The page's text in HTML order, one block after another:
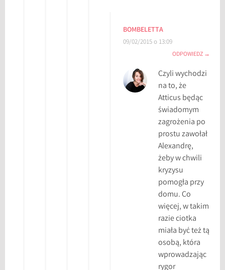
BOMBELETTA
09/02/2015 o 13:09
ODPOWIEDZ
Czyli wychodzi
na to, że
Atticus będąc
świadomym
zagrożenia po
prostu zawołał
Alexandrę,
żeby w chwili
kryzysu
pomogła przy
domu. Co
więcej, w takim
razie ciotka
miała być też tą
osobą, która
wprowadzając
rygor